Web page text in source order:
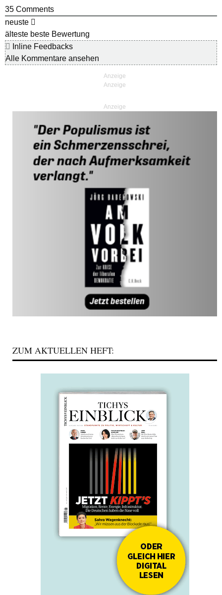
35 Comments
neuste
älteste beste Bewertung
Inline Feedbacks
Alle Kommentare ansehen
Anzeige
ZUM AKTUELLEN HEFT: